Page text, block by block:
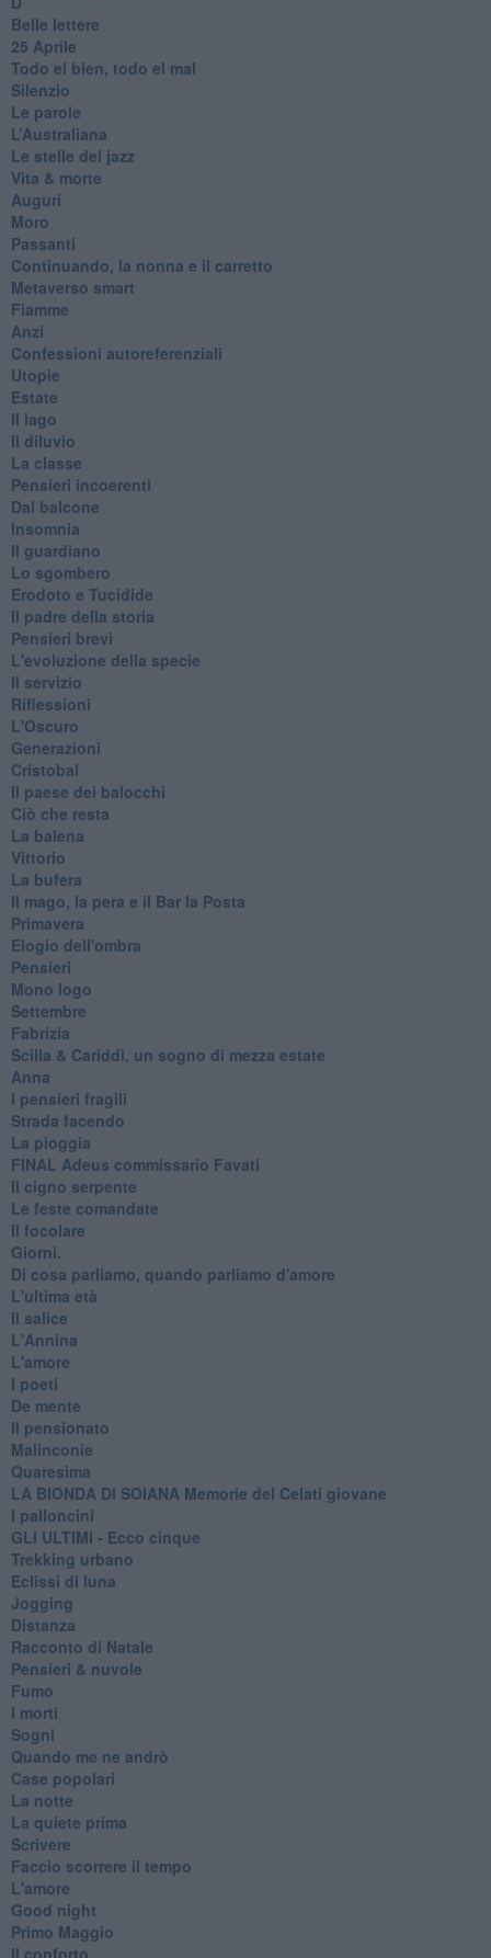
Belle lettere
25 Aprile
Todo el bien, todo el mal
Silenzio
Le parole
​L’Australiana
Le stelle del jazz
Vita & morte
Auguri
Moro
Passanti
Continuando, la nonna e il carretto
Metaverso smart
Fiamme
Anzi
Confessioni autoreferenziali
Utopie
Estate
Il lago
Il diluvio
La classe
Pensieri incoerenti
Dal balcone
Insomnia
Il guardiano
Lo sgombero
Erodoto e Tucidide
Il padre della storia
Pensieri brevi
L'evoluzione della specie
Il servizio
Riflessioni
L'Oscuro
Generazioni
Cristobal
Il paese dei balocchi
Ciò che resta
La balena
Vittorio
La bufera
Il mago, la pera e il Bar la Posta
Primavera
Elogio dell'ombra
Pensieri
Mono logo
Settembre
Fabrizia
​Scilla & Cariddi, un sogno di mezza estate
Anna
I pensieri fragili
Strada facendo
La pioggia
FINAL Adeus commissario Favati
Il cigno serpente
Le feste comandate
Il focolare
Giorni.
Di cosa parliamo, quando parliamo d'amore
L'ultima età
Il salice
L'Annina
L'amore
I poeti
De mente
Il pensionato
Malinconie
Quaresima
LA BIONDA DI SOIANA Memorie del Celati giovane
I palloncini
GLI ULTIMI - Ecco cinque
Trekking urbano
Eclissi di luna
Jogging
Distanza
Racconto di Natale
Pensieri & nuvole
Fumo
I morti
Sogni
Quando me ne andrò
Case popolari
La notte
La quiete prima
Scrivere
Faccio scorrere il tempo
L'amore
Good night
Primo Maggio
Il conforto